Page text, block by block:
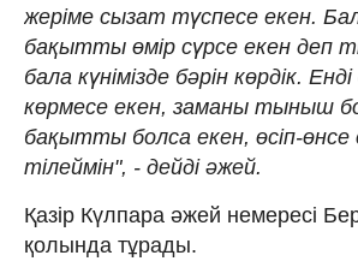
жеріме сызат түспесе екен.
бақытты өмір сүрсе екен деп
бала күнімізде бәрін көрдік.
көрмесе екен, заманы тыныш
бақытты болса екен, өсіп-өнсе
тілеймін", - дейді әжей.
Қазір Күлпара әжей немересі
қолында тұрады.